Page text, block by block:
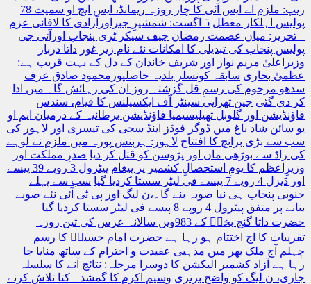
ریپ: ملزم اے ایس آئی کا چار روزہ ریمانڈ، ایس ایچ او سمیت 78
اہلکار معطل
5 اگست: شمشیرِ جبراورآزادی کا لافانی عزم
میاں عصمت رمضان چیف سیکر ٹری پنجاب اورآئی جی
پنجاب کی تبدیلی کا امکانات نئے نام زیر غور داتا دربار
مریم نواز اور شریف خاندان کے دل کے بہت قریب ہے:
بخاری سابقہ کونسلر بلدیہ حاصلپورمحمود صادق عرف
مرحوم کی رسمِ قل گزشتہ روز ان کی رہائش گاہ میں ادا
گئی جین تھراپی سینٹر آف ایکسیلنس کا قیام، سندس
اور گلوبل تھیلیسیمیا فاؤنڈیشن برطانیہ کے درمیان ایم او
شاد باغ میں ڈوگر فوڈز اینڈ سجی کی تیسری اور لاہور کی
بڑی برانچ کا افتتاح لاہور: ہربنس پورہ میں ملزم نے لوہے
سے بوڑھی ماں اور پڑوسن کو قتل کر دیا
صدرِ مملکت اور
کا یومِ استحصالِ کشمیر پر پیغام
پیٹرول 3 روپے 39 پیسے
پیسے فی لیٹر سستا کردیا گیا
سب سے پہلے
پنجاب ہی نیا صوبہ بنے گا۔،ن لیگ اور پی ٹی آئی نئے صوبے
پر متفق پیٹرول 4 روپے 8 پیسے فی لیٹر سستا کردیا گیا
حضرت داتا گنج بخشؒ کے 983ویں سالانہ عرس کی تین روزہ
کا اج اختتام ہو رہا ہے
حضرت امام حسینؓ کا رسم
آج ملک بھر میں مذہبی عقیدت و احترام کے ساتھ منایا جا
ہے
آزاد کشمیر الیکشن کا دوسرا مرحلہ: نتائج آنے کا سلسلہ
ن لیگ کو واضح برتری وسیم اکرم کا گمشدہ کتا تلاش کرنے